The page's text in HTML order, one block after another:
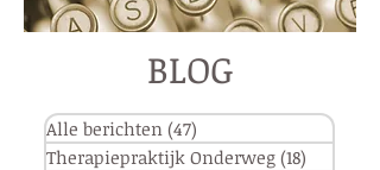
BLOG
Alle berichten (47)
Therapiepraktijk Onderweg (18)